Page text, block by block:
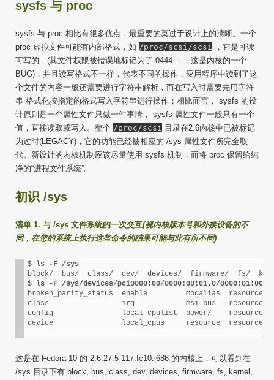
sysfs 与 proc
sysfs 与 proc 相比有很多优点，最重要的莫过于设计上的清晰。一个
proc 虚拟文件可能有内部格式，如 /proc/scsi/scsi ，它是可读
可写的，(其文件权限被错误地标记为了 0444 ！，这是内核的一个
BUG)，并且读写格式不一样，代表不同的操作，应用程序中读到了这
个文件的内容一般还需要进行字符串解析，而在写入时需要先用字符
串 格式化按指定的格式写入字符串进行操作；相比而言， sysfs 的设
计原则是一个属性文件只做一件事情， sysfs 属性文件一般只有一个
值，直接读取或写入。整个 /proc/scsi 目录在2.6内核中已被标记
为过时(LEGACY)，它的功能已经被相应的 /sys 属性文件所完全取
代。新设计的内核机制应该尽量使用 sysfs 机制，而将 proc 保留给纯
净的“进程文件系统”。
初识 /sys
清单 1. 与 /sys 文件系统的一次交互(视内核版本号和外接设备的不
同，在您的系统上执行这些命令的结果可能与此有所不同)
$ ls -F /sys
block/  bus/  class/  dev/  devices/  firmware/  fs/
$ ls -F /sys/devices/pci0000:00/0000:00:01.0/
broken_parity_status  enable         modalias
class                 irq            msi_bus   resource0_wc
config                local_cpulist  power/    resource1
device                local_cpus     resource  resource2
这是在 Fedora 10 的 2.6.27.5-117.fc10.i686 的内核上，可以看到在
/sys 目录下有 block, bus, class, dev, devices, firmware, fs, kernel,